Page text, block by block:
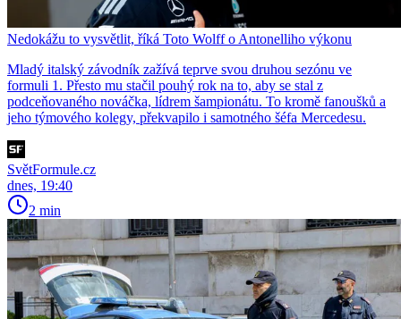
Nedokážu to vysvětlit, říká Toto Wolff o Antonelliho výkonu
Mladý italský závodník zažívá teprve svou druhou sezónu ve
formuli 1. Přesto mu stačil pouhý rok na to, aby se stal z
podceňovaného nováčka, lídrem šampionátu. To kromě fanoušků a
jeho týmového kolegy, překvapilo i samotného šéfa Mercedesu.
SvětFormule.cz
dnes, 19:40
2 min